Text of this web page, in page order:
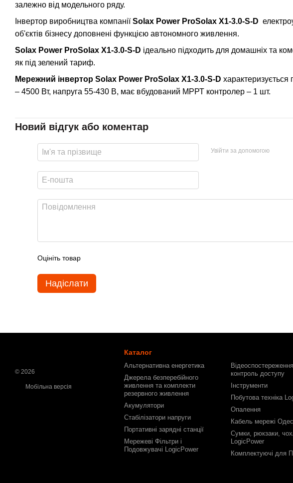
залежно від модельного ряду.
Інвертор виробництва компаніїSolax Power ProSolax X1-3.0-S-D
об'єктів бізнесу доповнені функцією автономного живлення.
Solax Power ProSolax X1-3.0-S-D ідеально підходить для домашніх та
як під зелений тариф.
Мережний інвертор Solax Power ProSolax X1-3.0-S-D
– 4500 Вт, напруга 55-430 В, має вбудований МРРТ контролер – 1 шт.
Новий відгук або коментар
Увійти за допомогою
Оцініть товар
Надіслати
© 2026
Мобільна версія
Каталог
Альтернативна енергетика
Джерела безперебійного
живлення та комплекти
резервного живлення
Акумулятори
Стабілізатори напруги
Портативні зарядні станції
Мережеві Фільтри і
Подовжувачі LogicPower
контроль доступу
Інструменти
Побутова техніка
Опалення
Кабель мережі
Сумки, рюкзаки,
LogicPower
Комплектуючі для